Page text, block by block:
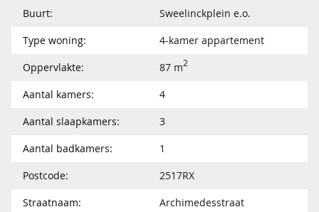
Buurt:
Sweelinckplein e.o.
Type woning:
4-kamer appartement
Oppervlakte:
87 m2
Aantal kamers:
4
Aantal slaapkamers:
3
Aantal badkamers:
1
Postcode:
2517RX
Straatnaam:
Archimedesstraat